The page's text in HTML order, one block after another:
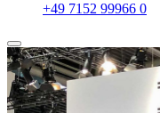
+49 7152 99966 0